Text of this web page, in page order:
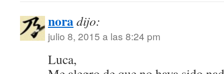
noradijo:
julio 8, 2015 a las 8:24 pm
Luca,